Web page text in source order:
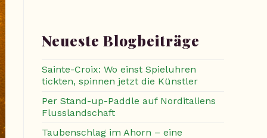
Neueste Blogbeiträge
Sainte-Croix: Wo einst Spieluhren
tickten, spinnen jetzt die Künstler
Per Stand-up-Paddle auf Norditaliens
Flusslandschaft
Taubenschlag im Ahorn – eine